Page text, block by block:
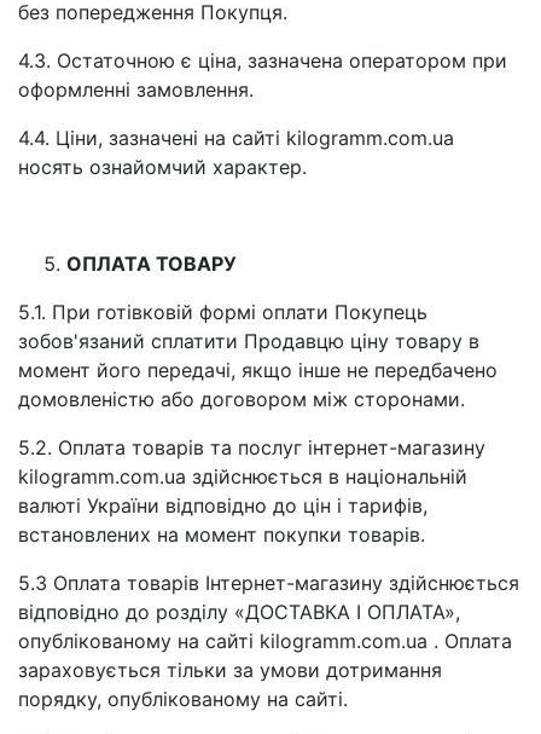
без попередження Покупця.
4.3. Остаточною є ціна, зазначена оператором при
оформленні замовлення.
4.4. Ціни, зазначені на сайті kilogramm.com.ua
носять ознайомчий характер.
ОПЛАТА ТОВАРУ
5.1. При готівковій формі оплати Покупець
зобов'язаний сплатити Продавцю ціну товару в
момент його передачі, якщо інше не передбачено
домовленістю або договором між сторонами.
5.2. Оплата товарів та послуг інтернет-магазину
kilogramm.com.ua здійснюється в національній
валюті України відповідно до цін і тарифів,
встановлених на момент покупки товарів.
5.3 Оплата товарів Інтернет-магазину здійснюється
відповідно до розділу «ДОСТАВКА І ОПЛАТА»,
опублікованому на сайті kilogramm.com.ua . Оплата
зараховується тільки за умови дотримання
порядку, опублікованому на сайті.